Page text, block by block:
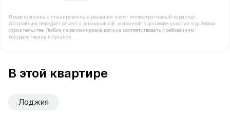
Представленные планировочные решения носят иллюстративный характер.
Застройщик передаёт объект с планировкой, указанной в договоре участия в долевом
строительстве. Любая перепланировка должна соответствовать требованиям
государственных органов.
В этой квартире
Лоджия